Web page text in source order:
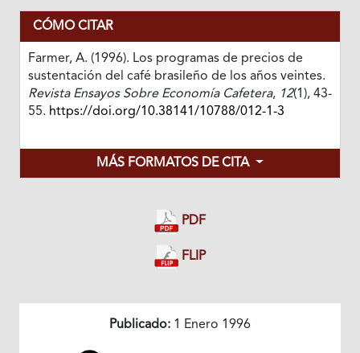
CÓMO CITAR
Farmer, A. (1996). Los programas de precios de
sustentación del café brasileño de los años veintes.
Revista Ensayos Sobre Economía Cafetera, 12(1), 43-
55. https://doi.org/10.38141/10788/012-1-3
MÁS FORMATOS DE CITA
PDF
FLIP
Publicado: 1 Enero 1996